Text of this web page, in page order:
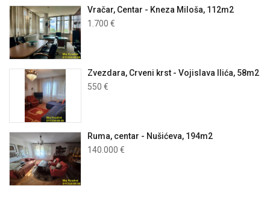
Vračar, Centar - Kneza Miloša, 112m2
1.700 €
Zvezdara, Crveni krst - Vojislava Ilića, 58m2
550 €
Ruma, centar - Nušićeva, 194m2
140.000 €